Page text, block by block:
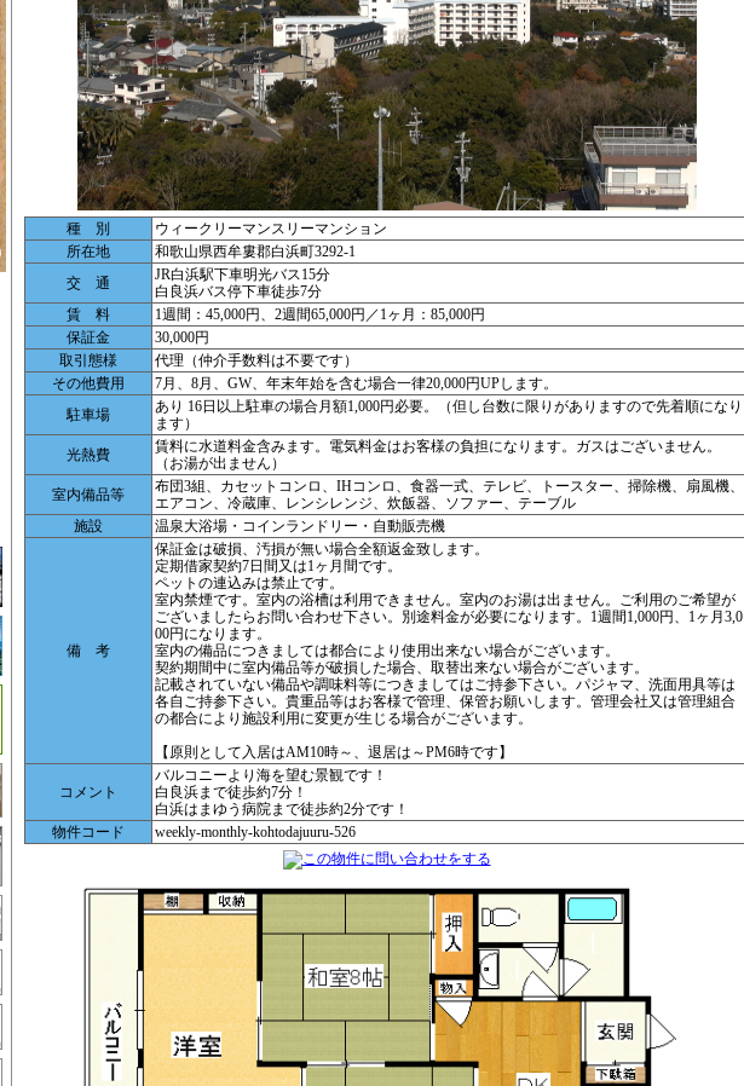
種 別
ウィークリーマンスリーマンション
所在地
和歌山県西牟婁郡白浜町3292-1
交 通
JR白浜駅下車明光バス15分
白良浜バス停下車徒歩7分
賃 料
1週間：45,000円、2週間65,000円／1ヶ月：85,000円
保証金
30,000円
取引態様
代理（仲介手数料は不要です）
その他費用
7月、8月、GW、年末年始を含む場合一律20,000円UPします。
駐車場
あり 16日以上駐車の場合月額1,000円必要。（但し台数に限りがありますので先着順になり
ます）
光熱費
賃料に水道料金含みます。電気料金はお客様の負担になります。ガスはございません。
（お湯が出ません）
室内備品等
布団3組、カセットコンロ、IHコンロ、食器一式、テレビ、トースター、掃除機、扇風機、
エアコン、冷蔵庫、レンシレンジ、炊飯器、ソファー、テーブル
施設
温泉大浴場・コインランドリー・自動販売機
備 考
保証金は破損、汚損が無い場合全額返金致します。
定期借家契約7日間又は1ヶ月間です。
ペットの連込みは禁止です。
室内禁煙です。室内の浴槽は利用できません。室内のお湯は出ません。ご利用のご希望が
ございましたらお問い合わせ下さい。別途料金が必要になります。1週間1,000円、1ヶ月3,0
00円になります。
室内の備品につきましては都合により使用出来ない場合がございます。
契約期間中に室内備品等が破損した場合、取替出来ない場合がございます。
記載されていない備品や調味料等につきましてはご持参下さい。パジャマ、洗面用具等は
各自ご持参下さい。貴重品等はお客様で管理、保管お願いします。管理会社又は管理組合
の都合により施設利用に変更が生じる場合がございます。
【原則として入居はAM10時～、退居は～PM6時です】
コメント
バルコニーより海を望む景観です！
白良浜まで徒歩約7分！
白浜はまゆう病院まで徒歩約2分です！
物件コード
weekly-monthly-kohtodajuuru-526